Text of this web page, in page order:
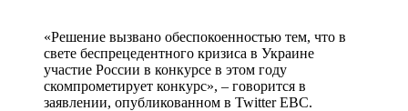
«Решение вызвано обеспокоенностью тем, что в
свете беспрецедентного кризиса в Украине
участие России в конкурсе в этом году
скомпрометирует конкурс», – говорится в
заявлении, опубликованном в Twitter ЕВС.